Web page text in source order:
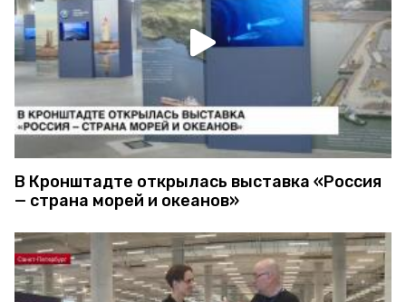
В Кронштадте открылась выставка «Россия
— страна морей и океанов»